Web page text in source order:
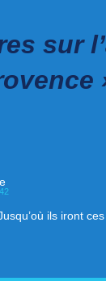
sur
ils iront